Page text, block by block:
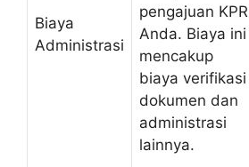
Biaya
Administrasi
pengajuan KPR
Anda. Biaya ini
mencakup
biaya verifikasi
dokumen dan
administrasi
lainnya.